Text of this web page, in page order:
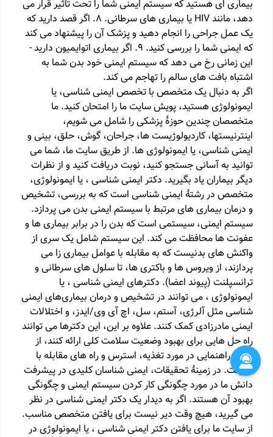
بیماری ای هستید که سیستم ایمنی شما را تحت تأثیر قرار می
دهد، مانند HIV یا بیماری های سرطانی. 8. اگر قصد دارید که
یک عمل جراحی را انجام دهید و پزشک آن را پیشنهاد می کند
که ایمنی شما را بررسی کنید. 9. اگر بیماری اتوایمیون دارید -
این زمانی رخ می دهد که سیستم ایمنی خود بدن شما به
اشتباه بافت های سالم را تهاجم می کند.
اگر به دنبال یک متخصص با تخصص ایمنی شناسی، یا
ایمونولوژی هستید، پویش سایت ما را امتحان کنید. ما
متخصصان چندین حوزهٔ پزشکی را شامل می شویم،
اینترنیستها، کاردیولوژیست ها، جراحان، گوش، حلق، بینی و
ایمنی شناسی، یا ایمونولوژی ها. از طریق سایت ما، شما می
توانید به آسانی جستجو کنید، نوبت دریافت کنید و از نظرات
دیگر بیماران یاد بگیرید. دکتر ایمنی شناسی ، یا ایمونولوژی،
متخصص در رشتهٔ ایمنی شناسی است که به بررسی، تشخیص
و درمان بیماری های مرتبط با سیستم ایمنی بدن می پردازد.
سیستم ایمنی، سیستمی است که بدن را در برابر بیماری ها و
عفونت ها محافظت می کند. این سیستم شامل یک سری از
واکنش های بدنیست که به مقابله با عوامل بیماری زا می
پردازند، از ویروس ها و باکتری ها، تا سلول های سرطانی و
ترانسپلنت (پیوند اعضا). دکترهای ایمنی شناسی ، یا
ایمونولوژی ، می توانند در تشخیص و درمان بیماری‌های ایمنی
شناسی مثل آلرژی، آستم، سل، اچ آی وی/ایدز، و اختلالات
ایمنی مادرزادی کمک کنند. علاوه بر این، این دکترها می توانند
راه حل هایی برای بهبود وضعیت سلامت کلی ارائه کنند، از
جمله راهنمایی در مورد تغذیه، استرس و راه های مقابله با
عفونت. در زمینهٔ تحقیقات، ایمنی شناسان کلیدی در پیشرفت
دانش ما در مورد چگونگی کار کردن سیستم ایمنی و چگونگی
بهبود آن هستند. اگر به دیدار یک دکتر ایمنی شناسی در نظر
می گیرید، هیچ وقت دیر نیست برای یافتن متخصص مناسب.
از سایت ما برای یافتن دکتر ایمنی شناسی ، یا ایمونولوژی در